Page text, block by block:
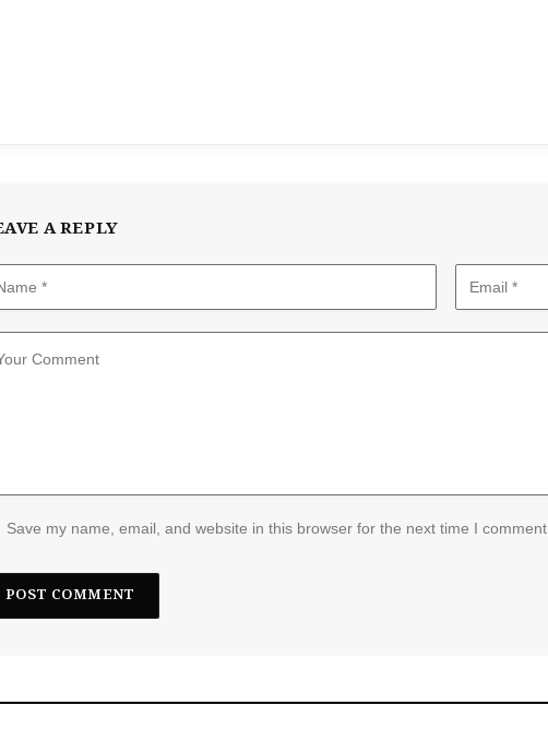
A REPLY
Save my name, email, and website in this browser for the next time I comment.